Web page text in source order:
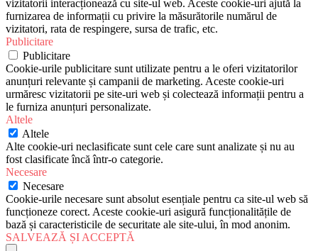
vizitatorii interacționează cu site-ul web. Aceste cookie-uri ajută la
furnizarea de informații cu privire la măsurătorile numărul de
vizitatori, rata de respingere, sursa de trafic, etc.
Publicitare
Publicitare
Cookie-urile publicitare sunt utilizate pentru a le oferi vizitatorilor
anunțuri relevante și campanii de marketing. Aceste cookie-uri
urmăresc vizitatorii pe site-uri web și colectează informații pentru a
le furniza anunțuri personalizate.
Altele
Altele
Alte cookie-uri neclasificate sunt cele care sunt analizate și nu au
fost clasificate încă într-o categorie.
Necesare
Necesare
Cookie-urile necesare sunt absolut esențiale pentru ca site-ul web să
funcționeze corect. Aceste cookie-uri asigură funcționalitățile de
bază și caracteristicile de securitate ale site-ului, în mod anonim.
SALVEAZĂ ȘI ACCEPTĂ